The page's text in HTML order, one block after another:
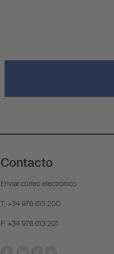
Contacto
Enviar correo electrónico
T: +34 976 613 200
F: +34 976 613 201